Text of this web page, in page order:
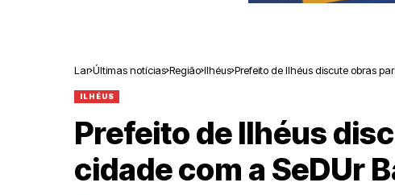
Lar Últimas notícias Região Ilhéus Prefeito de Ilhéus discute obras
ILHÉUS
Prefeito de Ilhéus
cidade com a SeDUr